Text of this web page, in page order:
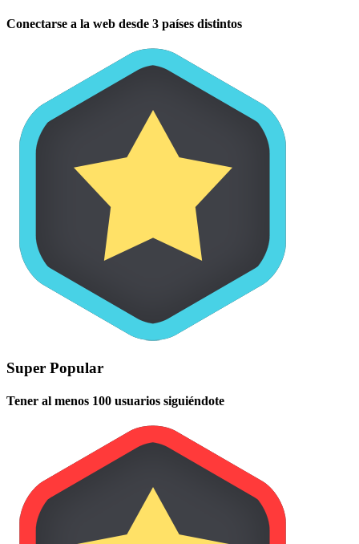
Conectarse a la web desde 3 países distintos
Super Popular
Tener al menos 100 usuarios siguiéndote